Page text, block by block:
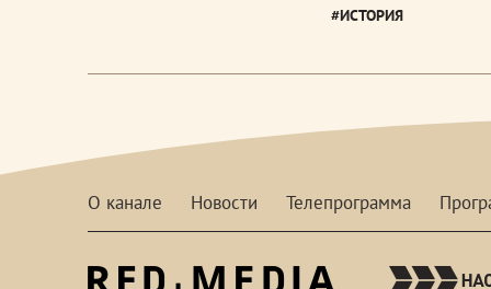
#ИСТОРИЯ
О канале Новости Телепрограмма